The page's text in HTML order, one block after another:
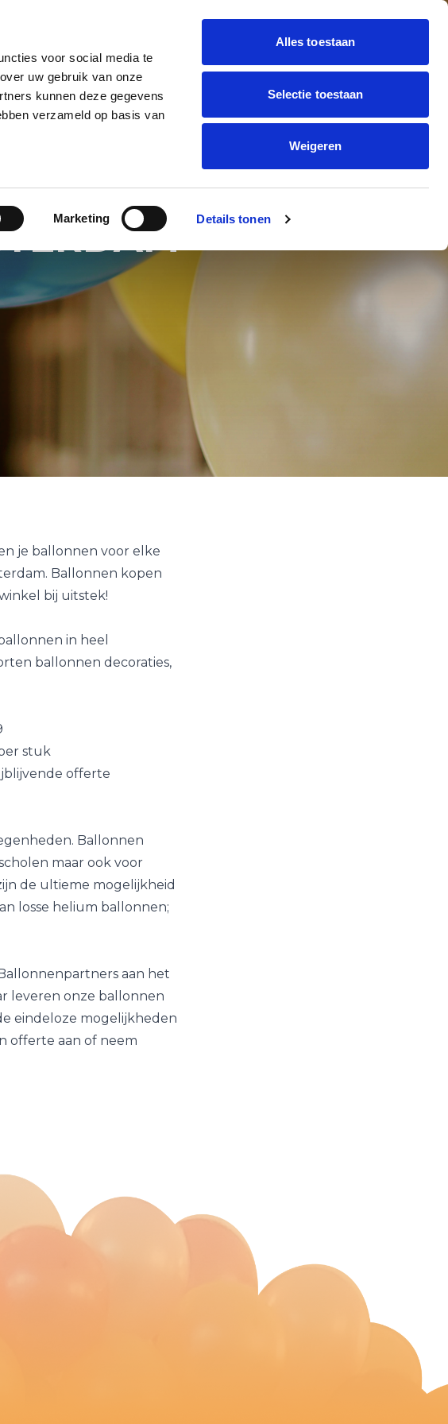
voor social media te
uw gebruik van onze
kunnen deze gegevens
verzameld op basis van
Marketing Details tonen
Alles toestaan
Selectie toestaan
Weigeren
REUZE BALLON DECORATIE
KLEUREN BALLONNEN BEDRUKKEN
aanvragen
je ballonnen voor elke
Ballonnen kopen
bij uitstek!
in heel
ballonnen decoraties,
stuk
offerte
Ballonnen
maar ook voor
de ultieme mogelijkheid
losse helium ballonnen;
aan het
leveren onze ballonnen
eindeloze mogelijkheden
offerte aan of neem